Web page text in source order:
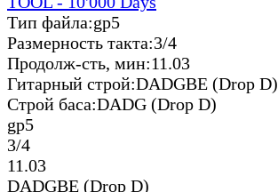
Тип файла:gp5
Размерность такта:3/4
Продолж-сть, мин:11.03
Гитарный строй:DADGBE (Drop D)
Строй баса:DADG (Drop D)
gp5
3/4
11.03
DADGBE (Drop D)